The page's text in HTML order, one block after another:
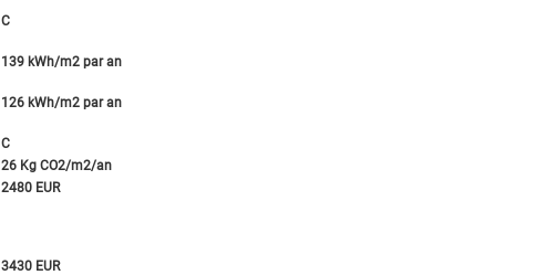
C
139 kWh/m2 par an
126 kWh/m2 par an
C
26 Kg CO2/m2/an
2480 EUR
3430 EUR